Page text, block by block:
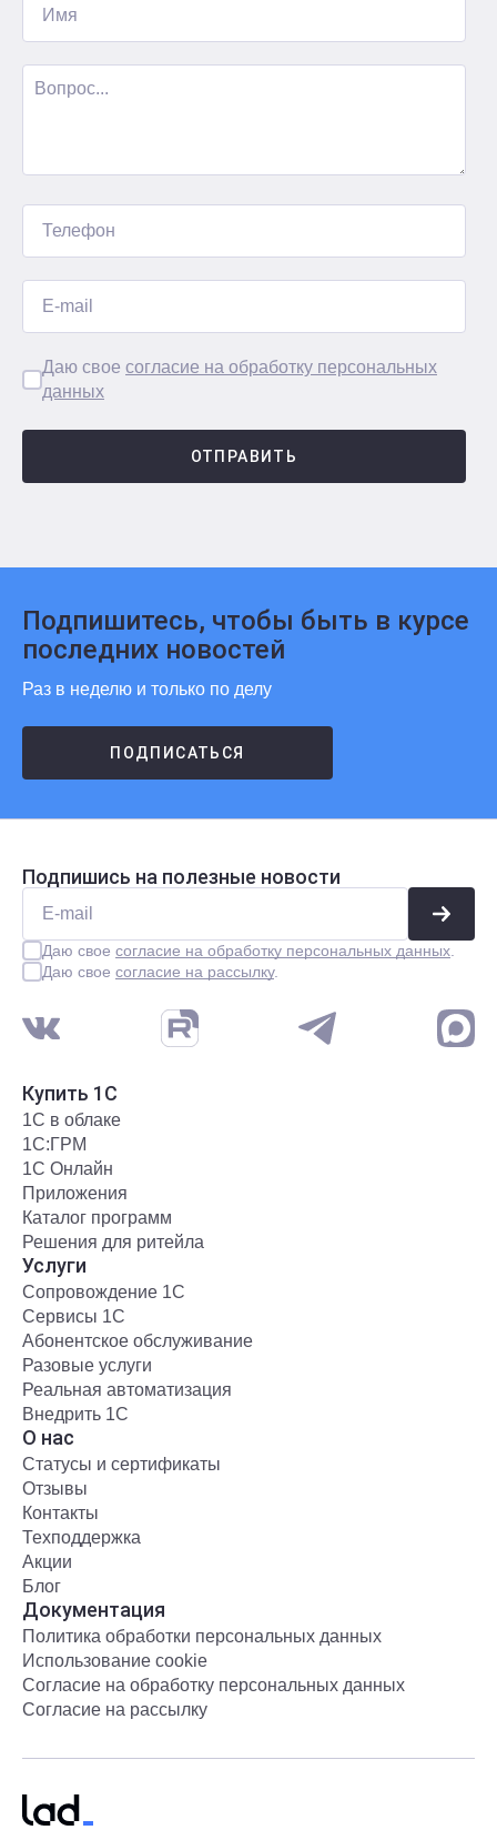
Даю свое согласие на обработку персональных
данных
ОТПРАВИТЬ
Подпишитесь, чтобы быть в курсе
последних новостей
Раз в неделю и только по делу
ПОДПИСАТЬСЯ
Подпишись на полезные новости
Даю свое согласие на обработку персональных данных
Даю свое согласие на рассылку.
Купить 1С
1С в облаке
1С:ГРМ
1С Онлайн
Приложения
Каталог программ
Решения для ритейла
Услуги
Сопровождение 1С
Сервисы 1С
Абонентское обслуживание
Разовые услуги
Реальная автоматизация
Внедрить 1С
О нас
Статусы и сертификаты
Отзывы
Контакты
Техподдержка
Акции
Блог
Документация
Политика обработки персональных данных
Использование cookie
Согласие на обработку персональных данных
Согласие на рассылку